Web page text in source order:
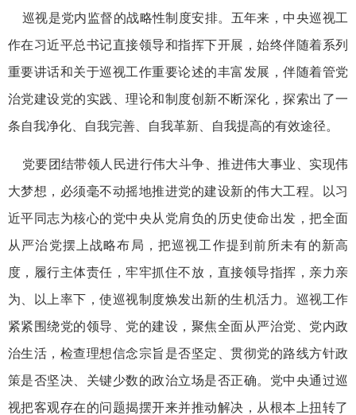
巡视是党内监督的战略性制度安排。五年来，中央巡视工
作在习近平总书记直接领导和指挥下开展，始终伴随着系列
重要讲话和关于巡视工作重要论述的丰富发展，伴随着管党
治党建设党的实践、理论和制度创新不断深化，探索出了一
条自我净化、自我完善、自我革新、自我提高的有效途径。
党要团结带领人民进行伟大斗争、推进伟大事业、实现伟
大梦想，必须毫不动摇地推进党的建设新的伟大工程。以习
近平同志为核心的党中央从党肩负的历史使命出发，把全面
从严治党摆上战略布局，把巡视工作提到前所未有的新高
度，履行主体责任，牢牢抓住不放，直接领导指挥，亲力亲
为、以上率下，使巡视制度焕发出新的生机活力。巡视工作
紧紧围绕党的领导、党的建设，聚焦全面从严治党、党内政
治生活，检查理想信念宗旨是否坚定、贯彻党的路线方针政
策是否坚决、关键少数的政治立场是否正确。党中央通过巡
视把客观存在的问题揭摆开来并推动解决，从根本上扭转了